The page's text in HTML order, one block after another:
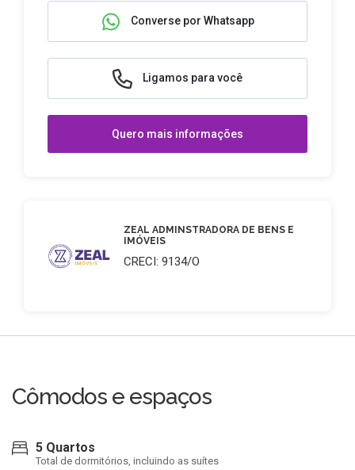
Converse por Whatsapp
Ligamos para você
Quero mais informações
ZEAL ADMINSTRADORA DE BENS E
IMÓVEIS
CRECI: 9134/O
Cômodos e espaços
5 Quartos
Total de dormitórios, incluindo as suítes